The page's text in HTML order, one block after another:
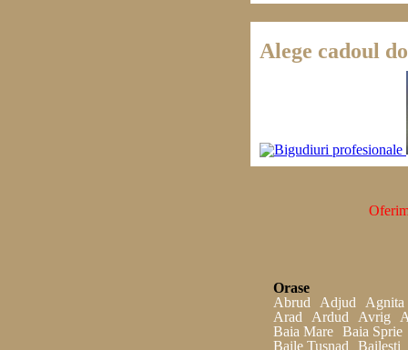
Alege cadoul
Orase
Abrud
Adjud
Agnita
Arad
Ardud Avrig
Baia Mare Baia Sprie
Baile Tusnad
Bailesti